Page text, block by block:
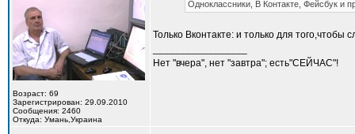
Возраст: 69
Зарегистрирован: 29.09.2010
Сообщения: 2460
Откуда: Умань,Украина
Одноклассники, В Контакте, Фейсбук и
Только Вконтакте: и только для
Нет "вчера", нет "завтра"; есть"СЕЙЧАС"!